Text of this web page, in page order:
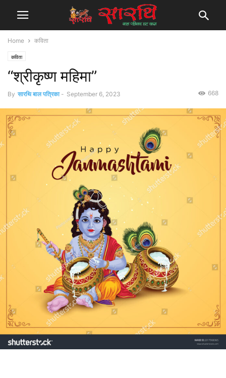
Home कविता
कविता
“श्रीकृष्ण महिमा”
By सारथि बाल पत्रिका - September 6, 2023 668